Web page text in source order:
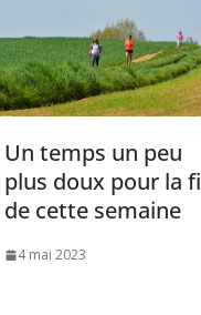
Un temps un peu
plus doux pour la
de cette semaine
4 mai 2023